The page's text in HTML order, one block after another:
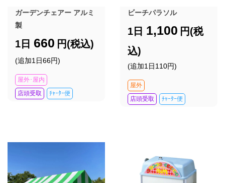
ガーデンチェアー アルミ
製
1日 660 円(税込)
(追加1日66円)
屋外･屋内
店頭受取
ﾁｬｰﾀｰ便
ビーチパラソル
1日 1,100 円(税
込)
(追加1日110円)
屋外
店頭受取
ﾁｬｰﾀｰ便